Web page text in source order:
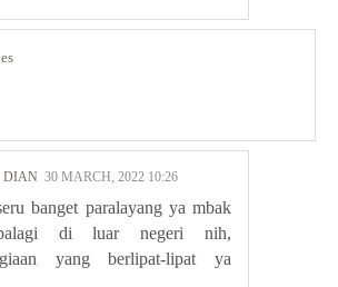
DIAN 30 MARCH, 2022 10:26
banget paralayang ya mbak
di luar negeri nih,
yang berlipat-lipat ya